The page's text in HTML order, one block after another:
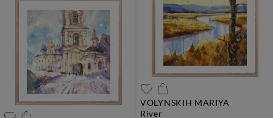
VOLYNSKIH MARIYA
river